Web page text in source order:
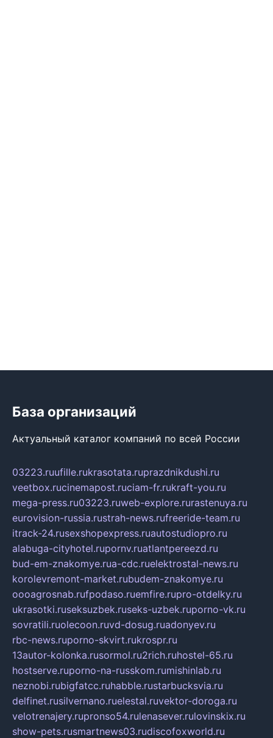
База организаций
Актуальный каталог компаний по всей России
03223.ruufille.rukrasotata.ruprazdnikdushi.ru
veetbox.rucinemapost.ruciam-fr.rukraft-you.ru
mega-press.ru03223.ruweb-explore.rurastenuya.ru
eurovision-russia.rustrah-news.rufreeride-team.ru
itrack-24.rusexshopexpress.ruautostudiopro.ru
alabuga-cityhotel.rupornv.ruatlantpereezd.ru
bud-em-znakomye.rua-cdc.ruelektrostal-news.ru
korolevremont-market.rubudem-znakomye.ru
oooagrosnab.rufpodaso.ruemfire.rupro-otdelky.ru
ukrasotki.ruseksuzbek.ruseks-uzbek.ruporno-vk.ru
sovratili.ruolecoon.ruvd-dosug.ruadonyev.ru
rbc-news.ruporno-skvirt.rukrospr.ru
13autor-kolonka.rusormol.ru2rich.ruhostel-65.ru
hostserve.ruporno-na-russkom.rumishinlab.ru
neznobi.rubigfatcc.ruhabble.rustarbucksvia.ru
delfinet.rusilvernano.ruelestal.ruvektor-doroga.ru
velotrenajery.rupronso54.rulenasever.rulovinskix.ru
show-pets.rusmartnews03.rudiscofoxworld.ru